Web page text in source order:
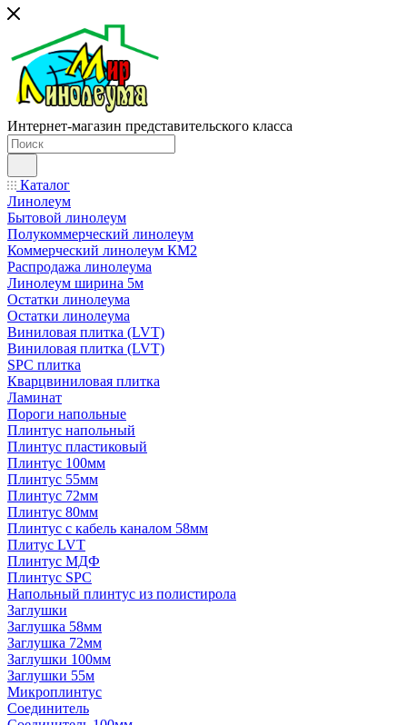
Интернет-магазин представительского класса
Каталог
Линолеум
Бытовой линолеум
Полукоммерческий линолеум
Коммерческий линолеум КМ2
Распродажа линолеума
Линолеум ширина 5м
Остатки линолеума
Остатки линолеума
Виниловая плитка (LVT)
Виниловая плитка (LVT)
SPC плитка
Кварцвиниловая плитка
Ламинат
Пороги напольные
Плинтус напольный
Плинтус пластиковый
Плинтус 100мм
Плинтус 55мм
Плинтус 72мм
Плинтус 80мм
Плинтус с кабель каналом 58мм
Плитус LVT
Плинтус МДФ
Плинтус SPC
Напольный плинтус из полистирола
Заглушки
Заглушка 58мм
Заглушка 72мм
Заглушки 100мм
Заглушки 55м
Микроплинтус
Соединитель